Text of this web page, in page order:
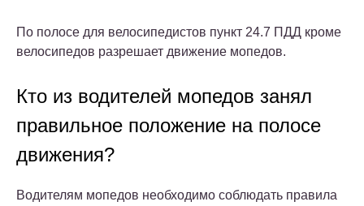
По полосе для велосипедистов пункт 24.7 ПДД кроме
велосипедов разрешает движение мопедов.
Кто из водителей мопедов занял
правильное положение на полосе
движения?
Водителям мопедов необходимо соблюдать правила